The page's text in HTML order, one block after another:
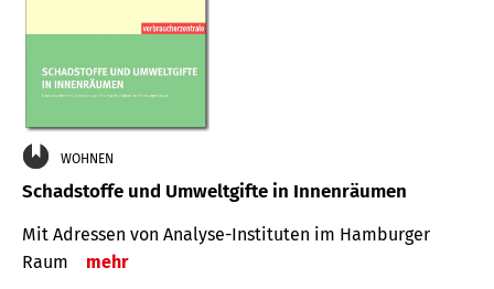
WOHNEN
Schadstoffe und Umweltgifte in Innenräumen
Mit Adressen von Analyse-Insti­tuten im Hamburger
Raum
mehr